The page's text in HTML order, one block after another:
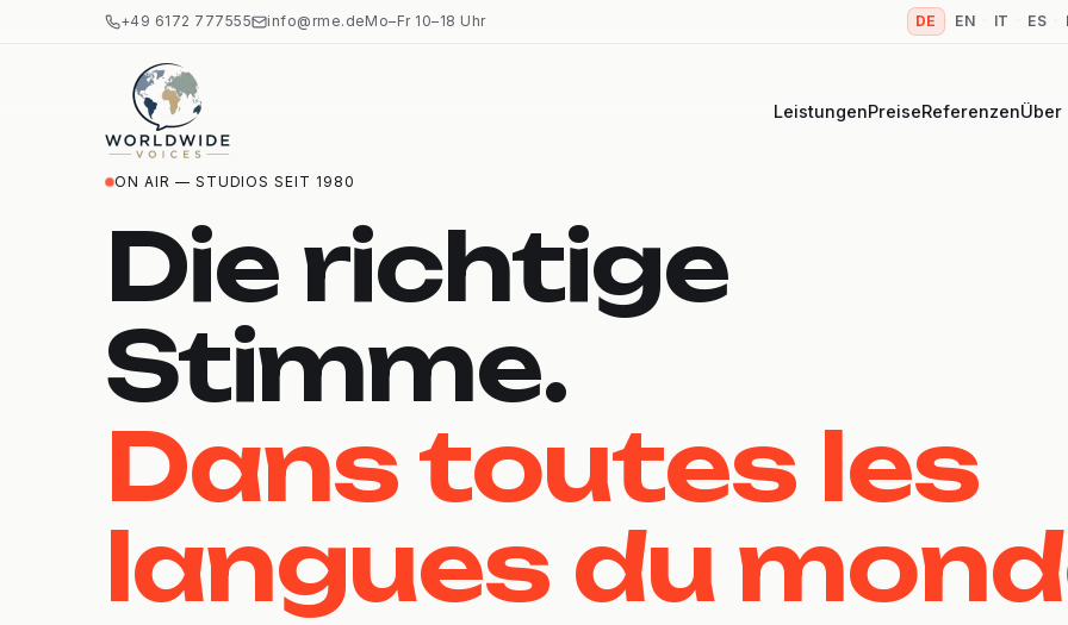
+49 6172 777555 info@rme.deMo–Fr 10–18 Uhr DE EN IT ES
LeistungenPreiseReferenzenÜber
ON AIR — STUDIOS SEIT 1980
Die richtige
Stimme.
Dans toutes les
langues du